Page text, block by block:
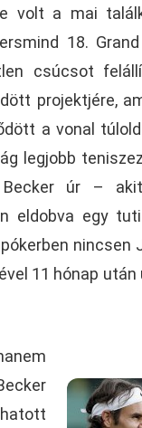
volt a mai
18.
csúcsot
projektjére,
a vonal
legjobb
Becker úr –
eldobva egy
nincsen
11 hónap után